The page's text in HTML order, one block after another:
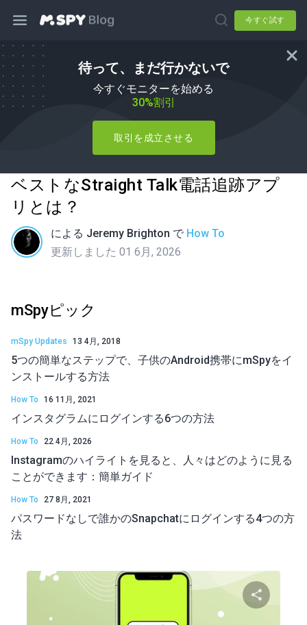
今すぐ試す
待って、まだ行かないで
今すぐモニターを始める
30%割引
取引を成立させる
ベストなStraight Talk電話追跡アプ
リとは？
による Jeremy Brighton で How To
更新しました 01 6月, 2026
mSpyピック
mSpy Updates 13 4月, 2018
5つの簡単なステップで、子供のAndroid携帯にmSpyをイ
ンストールする方法
How To 16 11月, 2021
インスタグラムにログインする6つの方法
How To 22 4月, 2026
Instagramのハイライトを見ると、人々はどのように見る
ことができます：簡単ガイド
How To 27 8月, 2021
パスワードなしで誰かのSnapchatにログインする4つの方
法